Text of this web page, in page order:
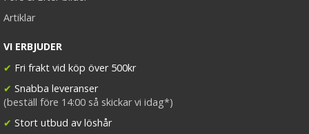
Artiklar
VI ERBJUDER
✔ Fri frakt vid köp över 500kr
✔ Snabba leveranser
(beställ före 14:00 så skickar vi idag*)
✔ Stort utbud av löshår